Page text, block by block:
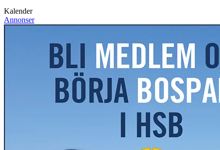
Kalender
Annonser